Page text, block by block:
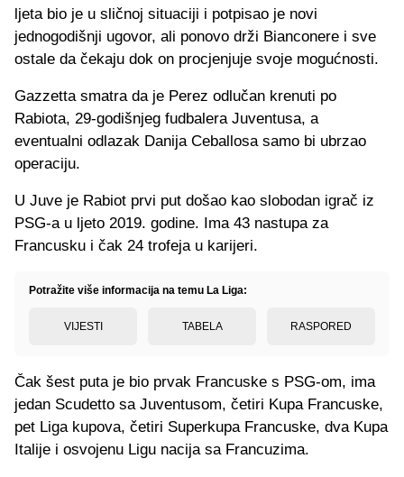
ljeta bio je u sličnoj situaciji i potpisao je novi
jednogodišnji ugovor, ali ponovo drži Bianconere i sve
ostale da čekaju dok on procjenjuje svoje mogućnosti.
Gazzetta smatra da je Perez odlučan krenuti po
Rabiota, 29-godišnjeg fudbalera Juventusa, a
eventualni odlazak Danija Ceballosa samo bi ubrzao
operaciju.
U Juve je Rabiot prvi put došao kao slobodan igrač iz
PSG-a u ljeto 2019. godine. Ima 43 nastupa za
Francusku i čak 24 trofeja u karijeri.
Potražite više informacija na temu La Liga:
VIJESTI TABELA RASPORED
Čak šest puta je bio prvak Francuske s PSG-om, ima
jedan Scudetto sa Juventusom, četiri Kupa Francuske,
pet Liga kupova, četiri Superkupa Francuske, dva Kupa
Italije i osvojenu Ligu nacija sa Francuzima.